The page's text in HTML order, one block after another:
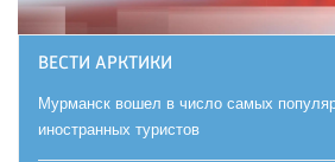
ВЕСТИ АРКТИКИ
Мурманск вошел в число самых
иностранных туристов